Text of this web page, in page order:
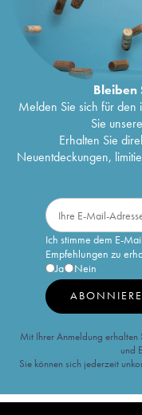
Bleiben
Melden Sie sich für
Sie
Erhalten Sie
Neuentdeckungen,
Ich stimme dem E-
Empfehlungen zu
Ja
Nein
Mit Ihrer Anmeldung
und
Sie können sich jederzeit